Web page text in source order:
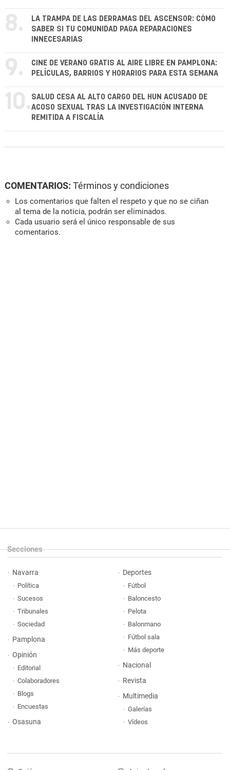
8.
LA TRAMPA DE LAS DERRAMAS DEL ASCENSOR: CÓMO
SABER SI TU COMUNIDAD PAGA REPARACIONES
INNECESARIAS
9.
CINE DE VERANO GRATIS AL AIRE LIBRE EN PAMPLONA:
PELÍCULAS, BARRIOS Y HORARIOS PARA ESTA SEMANA
10. SALUD CESA AL ALTO CARGO DEL HUN ACUSADO DE
ACOSO SEXUAL TRAS LA INVESTIGACIÓN INTERNA
REMITIDA A FISCALÍA
COMENTARIOS: Términos y condiciones
Los comentarios que falten el respeto y que no se ciñan
al tema de la noticia, podrán ser eliminados.
Cada usuario será el único responsable de sus
comentarios.
Secciones
Navarra
Política
Sucesos
Tribunales
Sociedad
Pamplona
Opinión
Editorial
Colaboradores
Blogs
Encuestas
Osasuna
Deportes
Fútbol
Baloncesto
Pelota
Balonmano
Fútbol sala
Más deporte
Nacional
Revista
Multimedia
Galerías
Vídeos